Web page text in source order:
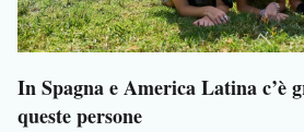
In Spagna e America Latina c’è
queste persone